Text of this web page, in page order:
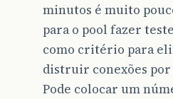
minutos é muito
para o pool fazer
como critério para
distruir conexões
Pode colocar um